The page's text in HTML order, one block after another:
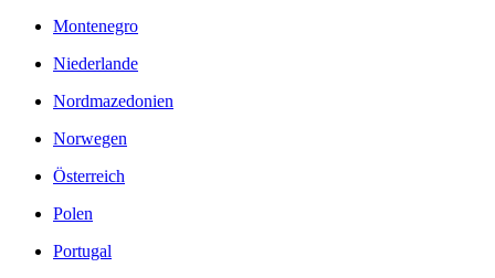
Montenegro
Niederlande
Nordmazedonien
Norwegen
Österreich
Polen
Portugal